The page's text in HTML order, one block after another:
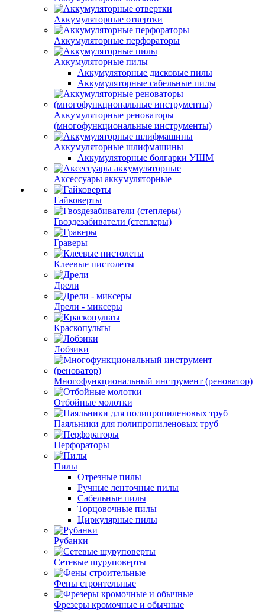
Аккумуляторные отвертки
Аккумуляторные перфораторы
Аккумуляторные пилы
Аккумуляторные дисковые пилы
Аккумуляторные сабельные пилы
Аккумуляторные реноваторы
(многофункциональные инструменты)
Аккумуляторные шлифмашины
Аккумуляторные болгарки УШМ
Аксессуары аккумуляторные
Гайковерты
Гвоздезабиватели (степлеры)
Граверы
Клеевые пистолеты
Дрели
Дрели - миксеры
Краскопульты
Лобзики
Многофункциональный инструмент (реноватор)
Отбойные молотки
Паяльники для полипропиленовых труб
Перфораторы
Пилы
Отрезные пилы
Ручные ленточные пилы
Сабельные пилы
Торцовочные пилы
Циркулярные пилы
Рубанки
Сетевые шуруповерты
Фены строительные
Фрезеры кромочные и обычные